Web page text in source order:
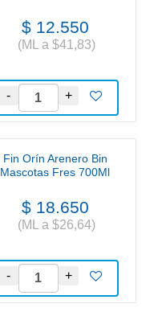
$ 12.550
(ML a $41,83)
Fin Orín Arenero Bin
Mascotas Fres 700Ml
$ 18.650
(ML a $26,64)